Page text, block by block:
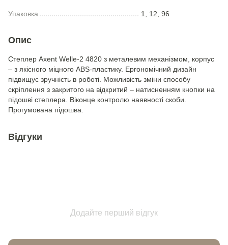
Упаковка 1, 12, 96
Опис
Степлер Axent Welle-2 4820 з металевим механізмом, корпус
– з якісного міцного ABS-пластику. Ергономічний дизайн
підвищує зручність в роботі. Можливість зміни способу
скріплення з закритого на відкритий – натисненням кнопки на
підошві степлера. Віконце контролю наявності скоби.
Прогумована підошва.
Відгуки
Додайте перший відгук